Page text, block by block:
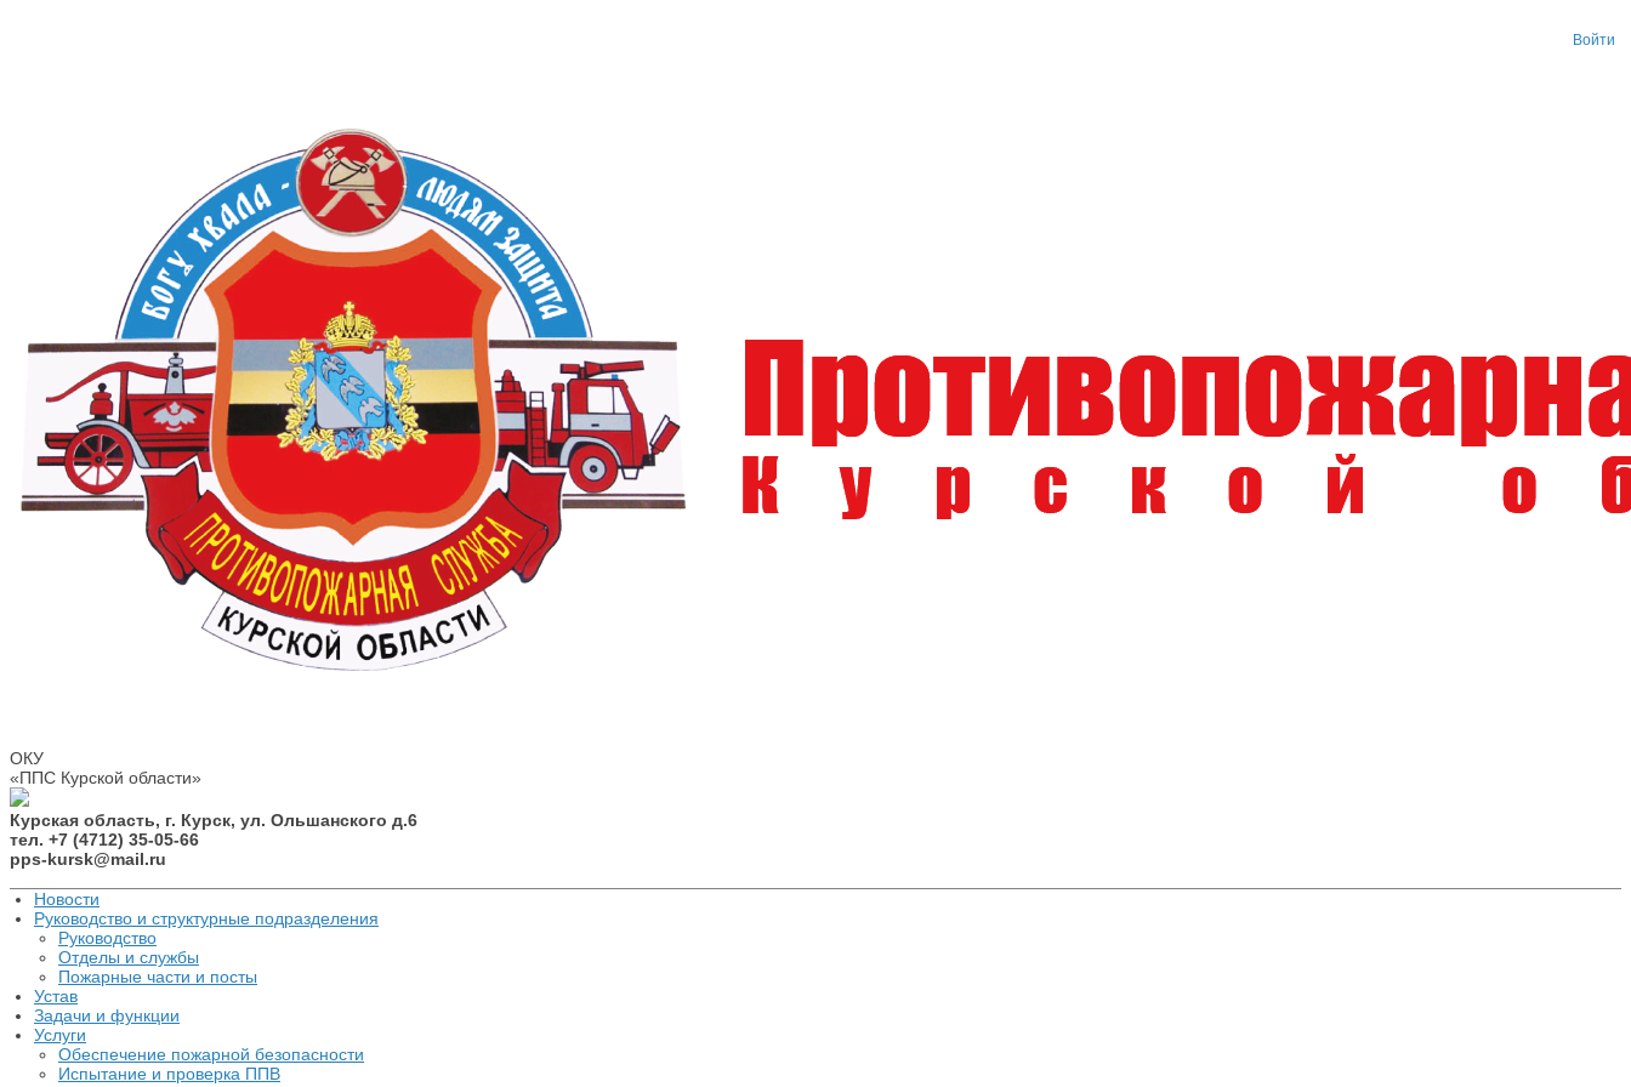
Войти
ОКУ
«ППС Курской области»
Курская область, г. Курск, ул. Ольшанского д.6
тел. +7 (4712) 35-05-66
pps-kursk@mail.ru
Новости
Руководство и структурные подразделения
Руководство
Отделы и службы
Пожарные части и посты
Устав
Задачи и функции
Услуги
Обеспечение пожарной безопасности
Испытание и проверка ППВ